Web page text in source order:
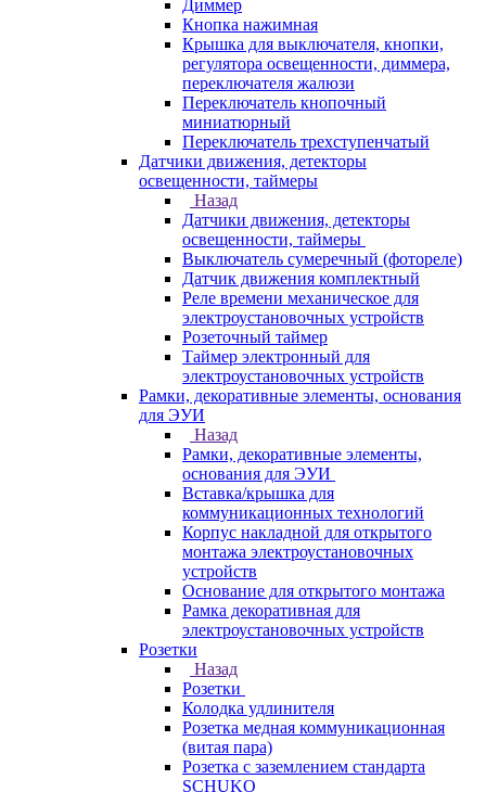
Диммер
Кнопка нажимная
Крышка для выключателя, кнопки,
регулятора освещенности, диммера,
переключателя жалюзи
Переключатель кнопочный
миниатюрный
Переключатель трехступенчатый
Датчики движения, детекторы
освещенности, таймеры
Назад
Датчики движения, детекторы
освещенности, таймеры
Выключатель сумеречный (фотореле)
Датчик движения комплектный
Реле времени механическое для
электроустановочных устройств
Розеточный таймер
Таймер электронный для
электроустановочных устройств
Рамки, декоративные элементы, основания
для ЭУИ
Назад
Рамки, декоративные элементы,
основания для ЭУИ
Вставка/крышка для
коммуникационных технологий
Корпус накладной для открытого
монтажа электроустановочных
устройств
Основание для открытого монтажа
Рамка декоративная для
электроустановочных устройств
Розетки
Назад
Розетки
Колодка удлинителя
Розетка медная коммуникационная
(витая пара)
Розетка с заземлением стандарта
SCHUKO